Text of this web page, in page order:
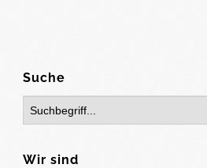
Suche
Wir sind